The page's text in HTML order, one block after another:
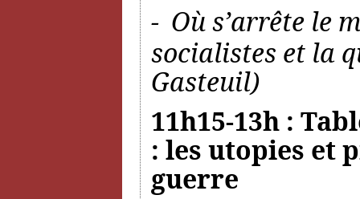
- Où s’arrête le
socialistes et la
Gasteuil)
11h15-13h :
: les utopies et
guerre